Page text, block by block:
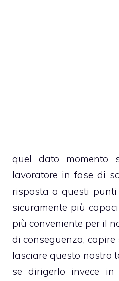
quel dato momento
lavoratore in fase di
risposta a questi
sicuramente più
più conveniente per il
di conseguenza,
lasciare questo nostro
se dirigerlo invece